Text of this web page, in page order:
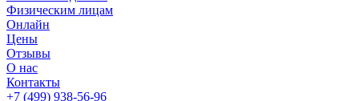
Физическим лицам
Онлайн
Цены
Отзывы
О нас
Контакты
+7 (499) 938-56-96